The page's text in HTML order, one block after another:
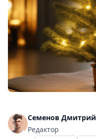
Семенов Дмитрий
Редактор